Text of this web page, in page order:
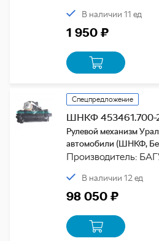
В наличии 11 ед
1 950 ₽
Спецпредложение
ШНКФ 453461.700-
Рулевой механизм
автомобили (ШНКФ,
Производитель:
В наличии 12 ед
98 050 ₽